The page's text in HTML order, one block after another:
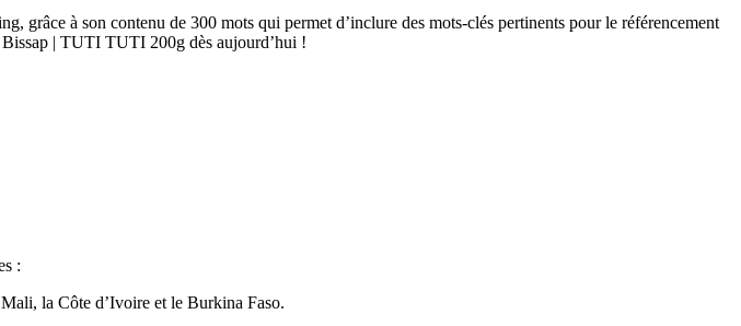
grâce à son contenu de 300 mots qui permet d’inclure des mots-clés pertinents pour le référencement
Bissap | TUTI TUTI 200g dès aujourd’hui !
:
la Côte d’Ivoire et le Burkina Faso.